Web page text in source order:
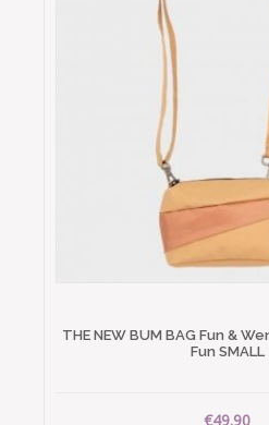
THE NEW BUM BAG Fun &
Fun SMALL
€49.90